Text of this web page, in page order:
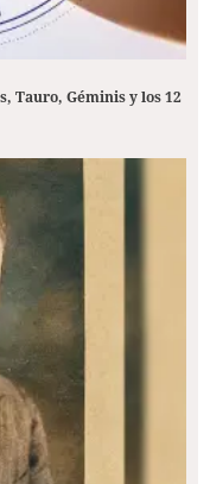
Tauro, Géminis y los 12